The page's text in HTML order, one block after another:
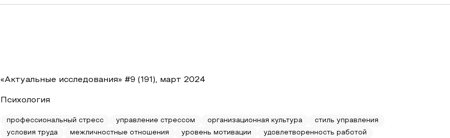
«Актуальные исследования» #9 (191), март 2024
Психология
профессиональный стресс управление стрессом организационная культура
стиль управления
условия труда
межличностные отношения уровень мотивации
удовлетворенность работой